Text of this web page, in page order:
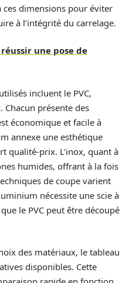
ces dimensions pour éviter
à l’intégrité du carrelage.
une pose de
incluent le PVC,
Chacun présente des
économique et facile à
annexe une esthétique
qualité-prix. L’inox, quant à
humides, offrant à la fois
de coupe varient
nécessite une scie à
le PVC peut être découpé
des matériaux, le tableau
disponibles. Cette